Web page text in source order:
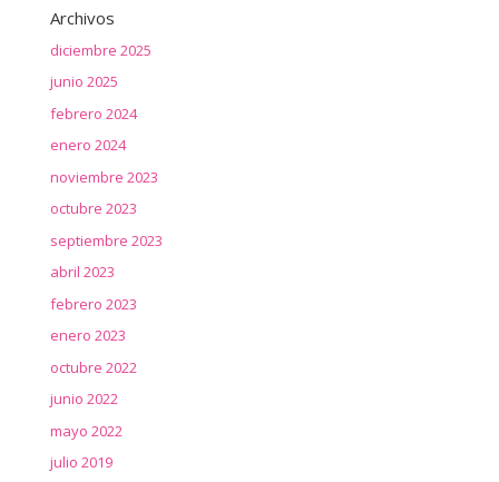
Archivos
diciembre 2025
junio 2025
febrero 2024
enero 2024
noviembre 2023
octubre 2023
septiembre 2023
abril 2023
febrero 2023
enero 2023
octubre 2022
junio 2022
mayo 2022
julio 2019